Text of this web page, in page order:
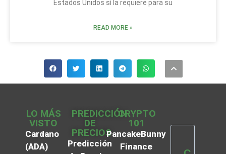
Estados Unidos sí la requiere para su
READ MORE »
LO MÁS
VISTO
Cardano
(ADA)
PREDICCIÓN
DE
PRECIOS
Predicción
CRYPTO
101
PancakeBunny
Finance